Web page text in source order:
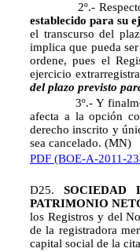
2º.- Respecto
establecido para su
el transcurso del
implica que pueda
ordene, pues el
ejercicio
del plazo previsto
3º.- Y finalmente,
afecta a la opción
derecho inscrito y
sea cancelado. (MN)
PDF (BOE-A-2011-
D25. SOCIEDAD
PATRIMONIO
los Registros y del
de la registradora
capital social de la